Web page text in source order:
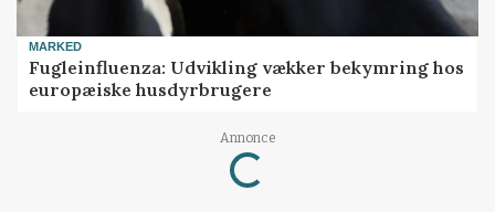
MARKED
Fugleinfluenza: Udvikling vækker bekymring hos
europæiske husdyrbrugere
Annonce
Loading...